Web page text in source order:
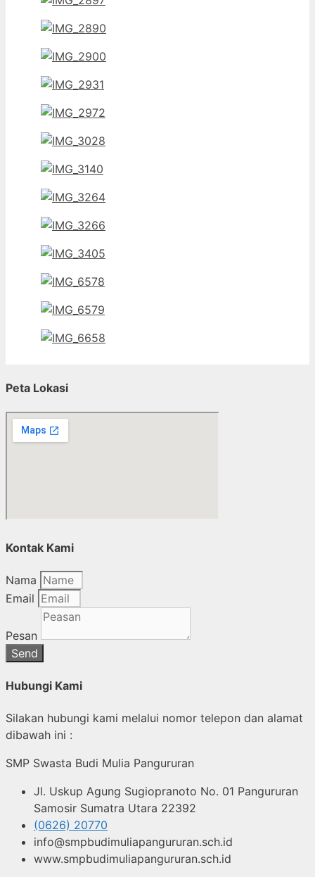
Peta Lokasi
Kontak Kami
Nama
Email
Pesan
Send
Hubungi Kami
Silakan hubungi kami melalui nomor telepon dan alamat
dibawah ini :
SMP Swasta Budi Mulia Pangururan
Jl. Uskup Agung Sugiopranoto No. 01 Pangururan
Samosir Sumatra Utara 22392
(0626) 20770
info@smpbudimuliapangururan.sch.id
www.smpbudimuliapangururan.sch.id